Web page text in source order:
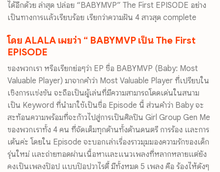
ได้อีกด้วย ล่าสุด ปล่อย “BABYMVP” The First EPISODE อย่าง
เป็นทางการแล้วเรียบร้อย เรียกว่าความฝัน 4 สาวสุด complete
โดย ALALA เผยว่า “ BABYMVP เป็น The First
EPISODE
ของพวกเรา หรือเรียกย่อๆว่า EP ชื่อ BABYMVP (Baby: Most
Valuable Player) มาจากคำว่า Most Valuable Player ที่เปรียบใน
เชิงการแข่งขัน จะถือเป็นผู้เล่นที่มีความสามารถโดดเด่นในสนาม
เป็น Keyword ที่นำมาใช้เป็นชื่อ Episode นี้ ส่วนคำว่า Baby จะ
สะท้อนความพร้อมที่จะก้าวไปสู่การเป็นศิลปิน Girl Group Gen Me
ของพวกเราทั้ง 4 คน ที่จัดเต็มทุกด้านทั้งด้านดนตรี การร้อง และการ
เต้นค่ะ โดยใน Episode จะบอกเล่าเรื่องราวมุมมองความรักของเด็ก
รุ่นใหม่ และถ่ายทอดผ่านเนื้อหาและแนวเพลงที่หลากหลายแต่ยัง
คงเป็นเพลงป๊อป แบบป๊อปวาไรตี้ มีทั้งหมด 5 เพลง คือ ร้องไห้ดังๆ